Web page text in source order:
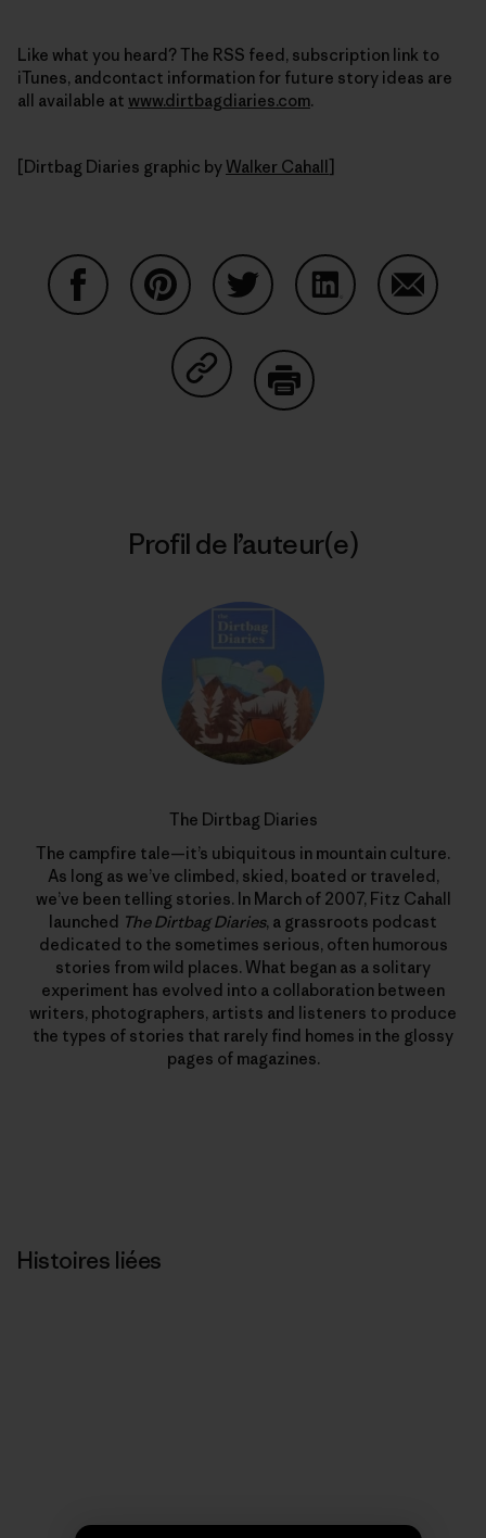
Like what you heard? The RSS feed, subscription link to
iTunes, andcontact information for future story ideas are
all available at www.dirtbagdiaries.com.
[Dirtbag Diaries graphic byWalker Cahall]
Partager sur Copy Link
Profil de l’auteur(e)
The Dirtbag Diaries
The campfire tale—it’s ubiquitous in mountain culture.
As long as we’ve climbed, skied, boated or traveled,
we’ve been telling stories. In March of 2007, Fitz Cahall
launched The Dirtbag Diaries, a grassroots podcast
dedicated to the sometimes serious, often humorous
stories from wild places. What began as a solitary
experiment has evolved into a collaboration between
writers, photographers, artists and listeners to produce
the types of stories that rarely find homes in the glossy
pages of magazines.
Histoires liées